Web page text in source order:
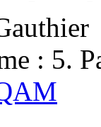
: 5.